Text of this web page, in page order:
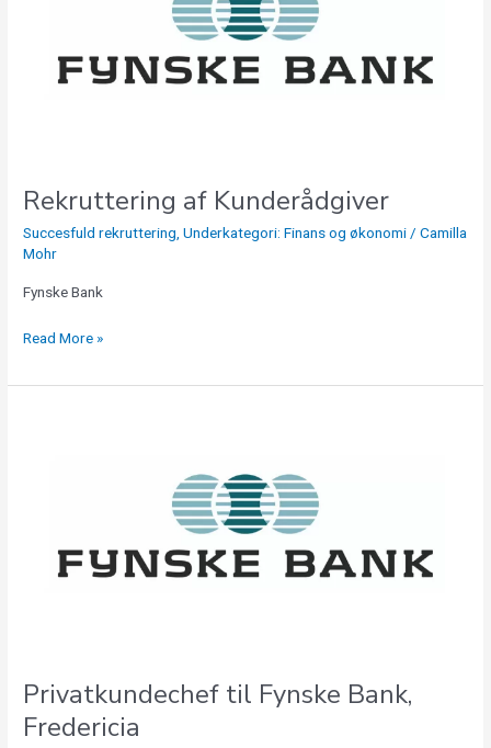
Rekruttering af Kunderådgiver
Succesfuld rekruttering ,Underkategori: Finans og økonomi /Camilla
Mohr
Fynske Bank
Read More »
Privatkundechef til Fynske Bank,
Fredericia